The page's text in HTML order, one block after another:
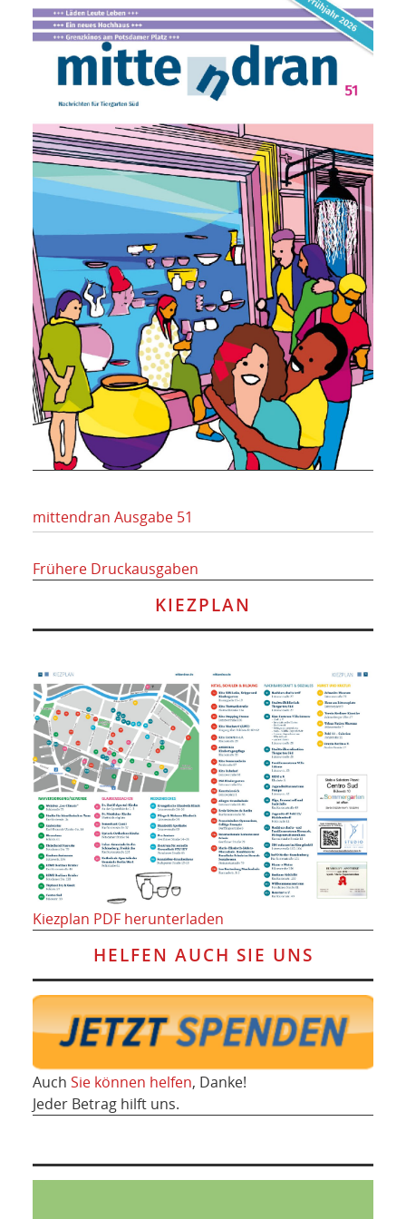
mittendran Ausgabe 51
Frühere Druckausgaben
KIEZPLAN
Kiezplan PDF herunterladen
HELFEN AUCH SIE UNS
Auch Sie können helfen, Danke!
Jeder Betrag hilft uns.